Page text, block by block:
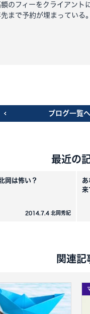
額のフィーをクライアント
先まで予約が埋まっている。
ブログ一覧
最近の
岡は怖い？
2014.7.4 北岡秀紀
あ
来
関連記